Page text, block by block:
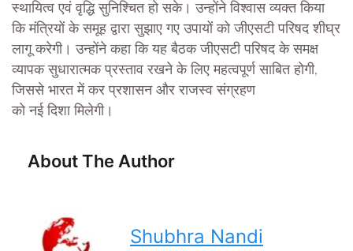
स्थायित्व एवं वृद्धि सुनिश्चित हो सके। उन्होंने विश्वास व्यक्त किया
कि मंत्रियों के समूह द्वारा सुझाए गए उपायों को जीएसटी परिषद शीघ्र
लागू करेगी। उन्होंने कहा कि यह बैठक जीएसटी परिषद के समक्ष
व्यापक सुधारात्मक प्रस्ताव रखने के लिए महत्वपूर्ण साबित होगी,
जिससे भारत में कर प्रशासन और राजस्व संग्रहण
को नई दिशा मिलेगी।
About The Author
Shubhra Nandi